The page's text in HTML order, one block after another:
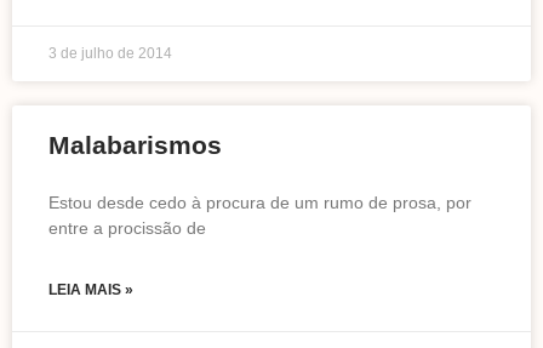
3 de julho de 2014
Malabarismos
Estou desde cedo à procura de um rumo de prosa, por
entre a procissão de
LEIA MAIS »